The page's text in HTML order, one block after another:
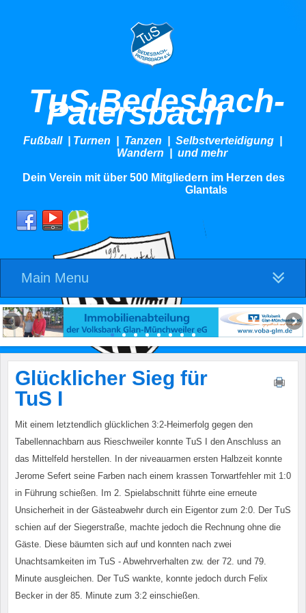
TuS Bedesbach-
Patersbach
Fußball | Turnen | Tanzen | Selbstverteidigung |
Wandern | und mehr
Dein Verein mit über 500 Mitgliedern im Herzen des
Glantals
Main Menu
Glücklicher Sieg für
TuS I
Mit einem letztendlich glücklichen 3:2-Heimerfolg gegen den
Tabellennachbarn aus Rieschweiler konnte TuS I den Anschluss an
das Mittelfeld herstellen. In der niveauarmen ersten Halbzeit konnte
Jerome Sefert seine Farben nach einem krassen Torwartfehler mit 1:0
in Führung schießen. Im 2. Spielabschnitt führte eine erneute
Unsicherheit in der Gästeabwehr durch ein Eigentor zum 2:0. Der TuS
schien auf der Siegerstraße, machte jedoch die Rechnung ohne die
Gäste. Diese bäumten sich auf und konnten nach zwei
Unachtsamkeiten im TuS - Abwehrverhalten zw. der 72. und 79.
Minute ausgleichen. Der TuS wankte, konnte jedoch durch Felix
Becker in der 85. Minute zum 3:2 einschießen.